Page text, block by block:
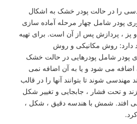
را در حالت پودر خشک به اشکال
پودر شامل چهار مرحله آماده سازی
پز ، پردازش پس از آن است. برای تهیه
دارد: روش مکانیکی و روش
پودر شامل پودرهایی در حالت خشک
می شود و یا به آن اضافه نمی
مهندسی شوند تا بتوانند آنها را در قالب
و تحت فشار ، جابجایی و تغییر شکل
افتد. شمش با هندسه دقیق ، شکل ،